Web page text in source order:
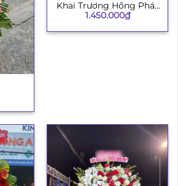
Khai Trương Hồng Phát
003
1.450.000₫